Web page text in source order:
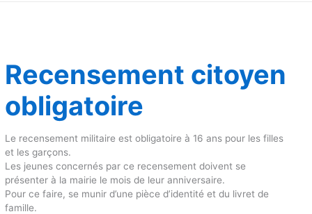
Recensement citoyen
obligatoire
Le recensement militaire est obligatoire à 16 ans pour les filles
et les garçons.
Les jeunes concernés par ce recensement doivent se
présenter à la mairie le mois de leur anniversaire.
Pour ce faire, se munir d’une pièce d’identité et du livret de
famille.